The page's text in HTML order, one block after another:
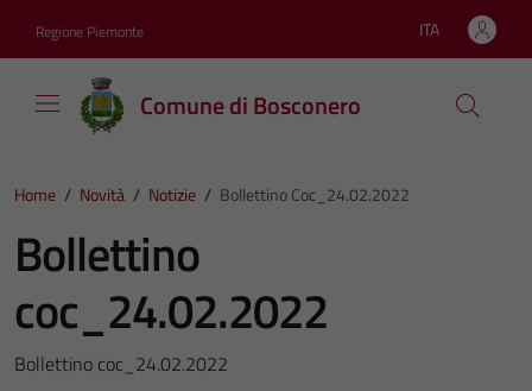
Regione Piemonte Lingua attiva:
ITA
Comune di Bosconero
Home / Novità / Notizie / Bollettino Coc_24.02.2022
Bollettino
coc_24.02.2022
Bollettino coc_24.02.2022